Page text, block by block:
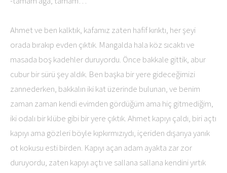
Ahmet ve ben kalktık, kafamız zaten hafif kırıktı, her şeyi
orada bırakıp evden çıktık. Mangalda hala köz sıcaktı ve
masada boş kadehler duruyordu. Önce bakkale gittik, abur
cubur bir sürü şey aldık. Ben başka bir yere gideceğimizi
zannederken, bakkalın iki kat üzerinde bulunan, ve benim
zaman zaman kendi evimden gördüğüm ama hiç gitmediğim,
iki odalı bir klübe gibi bir yere çıktık. Ahmet kapıyı çaldı, biri açtı
kapıyı ama gözleri böyle kıpkırmızıydı, içeriden dışarıya yanık
ot kokusu esti birden. Kapıyı açan adam ayakta zar zor
duruyordu, zaten kapıyı açtı ve sallana sallana kendini yırtık